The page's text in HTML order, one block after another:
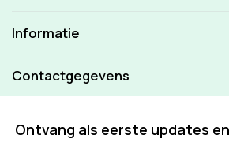
Informatie
Contactgegevens
Ontvang als eerste updates